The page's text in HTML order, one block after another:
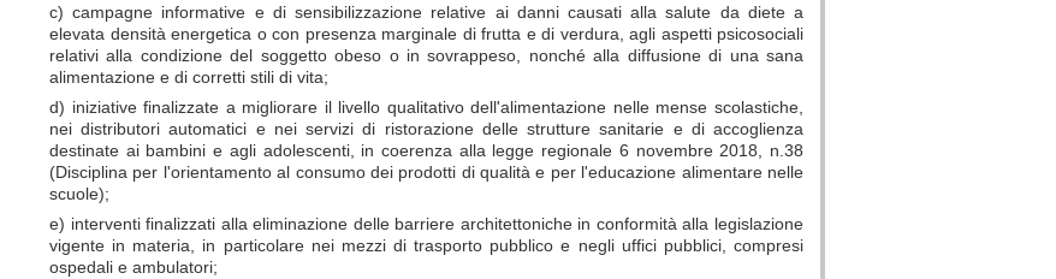
c) campagne informative e di sensibilizzazione relative ai danni causati alla salute da diete a
elevata densità energetica o con presenza marginale di frutta e di verdura, agli aspetti psicosociali
relativi alla condizione del soggetto obeso o in sovrappeso, nonché alla diffusione di una sana
alimentazione e di corretti stili di vita;
d) iniziative finalizzate a migliorare il livello qualitativo dell'alimentazione nelle mense scolastiche,
nei distributori automatici e nei servizi di ristorazione delle strutture sanitarie e di accoglienza
destinate ai bambini e agli adolescenti, in coerenza alla legge regionale 6 novembre 2018, n.38
(Disciplina per l'orientamento al consumo dei prodotti di qualità e per l'educazione alimentare nelle
scuole);
e) interventi finalizzati alla eliminazione delle barriere architettoniche in conformità alla legislazione
vigente in materia, in particolare nei mezzi di trasporto pubblico e negli uffici pubblici, compresi
ospedali e ambulatori;